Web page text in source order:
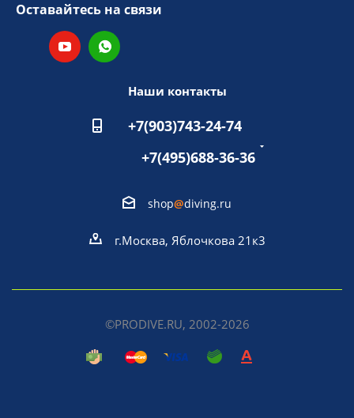
Оставайтесь на связи
Наши контакты
+7(903)743-24-74
+7(495)688-36-36
shop@diving.ru
г.Москва, Яблочкова 21к3
©PRODIVE.RU, 2002-2026